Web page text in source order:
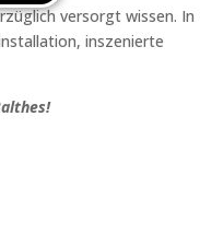
versorgt wissen. In
inszenierte